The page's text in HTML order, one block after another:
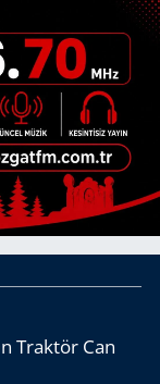
Traktör Can